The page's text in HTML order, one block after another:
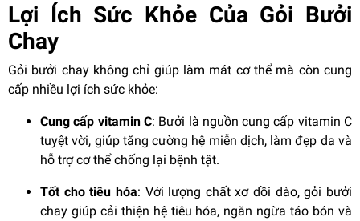
Lợi Ích Sức Khỏe Của Gỏi Bưởi
Chay
Gỏi bưởi chay không chỉ giúp làm mát cơ thể mà còn cung
cấp nhiều lợi ích sức khỏe:
Cung cấp vitamin C: Bưởi là nguồn cung cấp vitamin C
tuyệt vời, giúp tăng cường hệ miễn dịch, làm đẹp da và
hỗ trợ cơ thể chống lại bệnh tật.
Tốt cho tiêu hóa: Với lượng chất xơ dồi dào, gỏi bưởi
chay giúp cải thiện hệ tiêu hóa, ngăn ngừa táo bón và